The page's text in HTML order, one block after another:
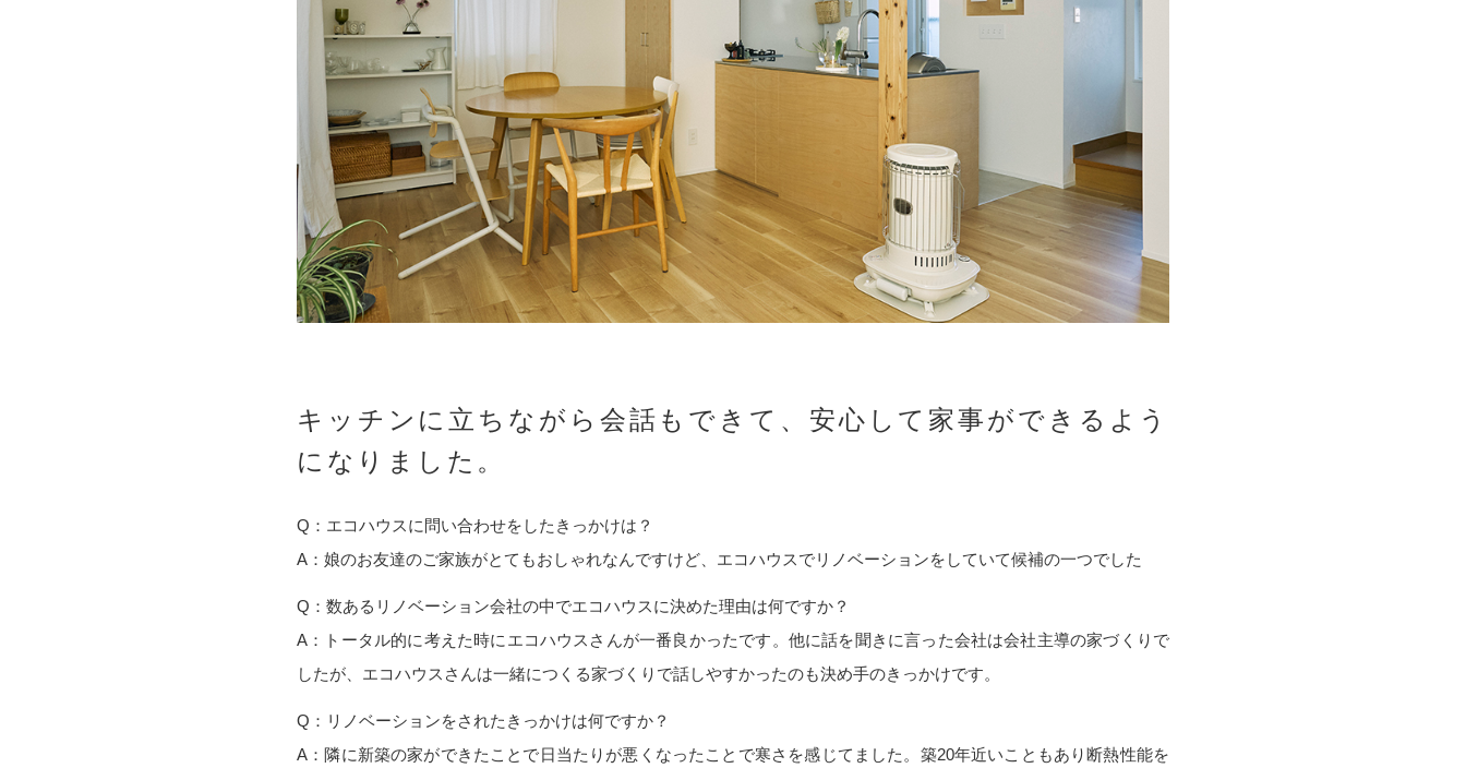
キッチンに立ちながら会話もできて、安心して家事ができるよう
になりました。
Q：エコハウスに問い合わせをしたきっかけは？
A：娘のお友達のご家族がとてもおしゃれなんですけど、エコハウスでリノベーションをしていて候補の一つでした
Q：数あるリノベーション会社の中でエコハウスに決めた理由は何ですか？
A：トータル的に考えた時にエコハウスさんが一番良かったです。他に話を聞きに言った会社は会社主導の家づくりで
したが、エコハウスさんは一緒につくる家づくりで話しやすかったのも決め手のきっかけです。
Q：リノベーションをされたきっかけは何ですか？
A：隣に新築の家ができたことで日当たりが悪くなったことで寒さを感じてました。築20年近いこともあり断熱性能を